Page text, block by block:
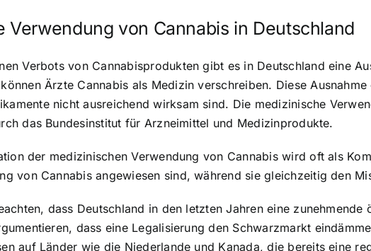
Verwendung von Cannabis in Deutschland
Verbots von Cannabisprodukten gibt es in Deutschland eine
Ärzte Cannabis als Medizin verschreiben. Diese
nicht ausreichend wirksam sind. Die medizinische
das Bundesinstitut für Arzneimittel und Medizinprodukte.
der medizinischen Verwendung von Cannabis wird oft als
von Cannabis angewiesen sind, während sie gleichzeitig den
dass Deutschland in den letzten Jahren eine
dass eine Legalisierung den Schwarzmarkt
auf Länder wie die Niederlande und Kanada, die bereits eine